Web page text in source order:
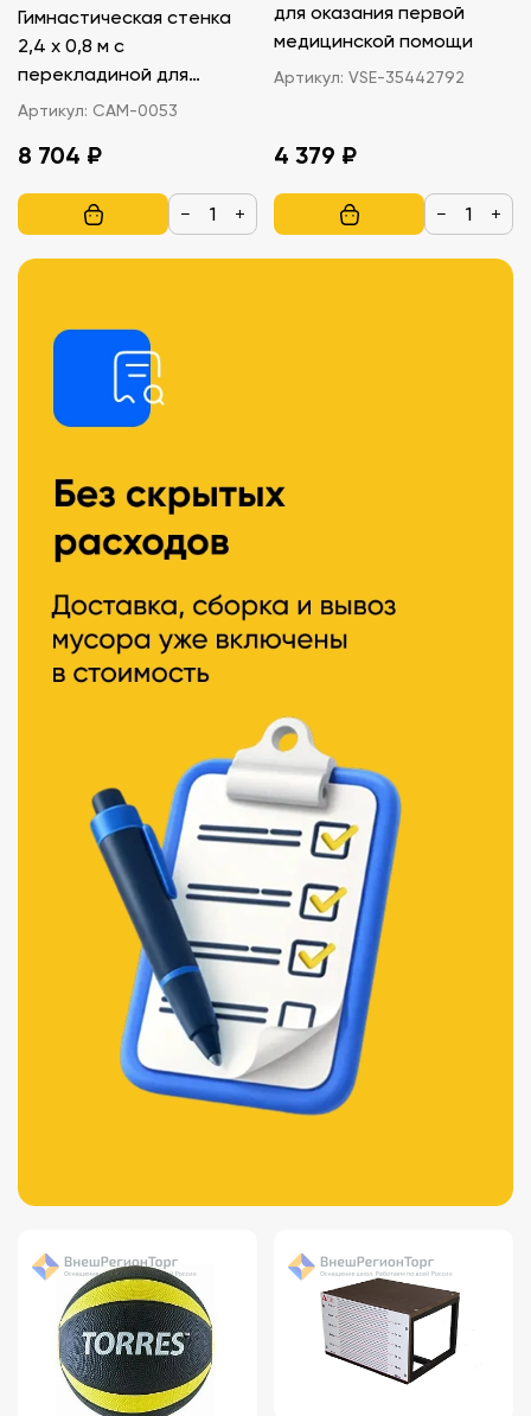
Гимнастическая стенка
2,4 х 0,8 м с
перекладиной для
подтягивания, тип 2
Артикул: САМ-0053
8 704 ₽
− +
для оказания первой
медицинской помощи
Артикул: VSE-35442792
4 379 ₽
− +